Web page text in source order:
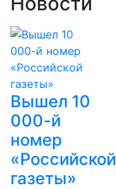
Вышел 10
000-й
номер
«Российской
газеты»